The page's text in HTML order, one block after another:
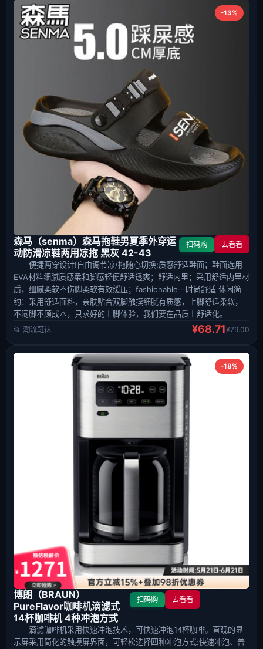
-13%
森马（senma）森马拖鞋男夏季外穿运
动防滑凉鞋两用凉拖 黑灰 42-43
扫码购 去看看
便捷两穿设计!自由调节凉/拖随心切换;质感舒适鞋面；鞋面选用
EVA材料细腻质感柔和脚感轻便舒适透爽；舒适内里；采用舒适内里材
质，细腻柔软不伤脚柔软有效缓压；fashionable一时尚舒适 休闲简
约：采用舒适面料，亲肤贴合双脚触摸细腻有质感，上脚舒适柔软，
不闷脚不顾成本，只求好的上脚体验，我们要在品质上舒适化。
📂 潮流鞋袜 ¥68.71¥79.00
-18%
博朗（BRAUN）
PureFlavor咖啡机滴滤式
14杯咖啡机 4种冲泡方式
扫码购 去看看
滴滤咖啡机采用快速冲泡技术，可快速冲泡14杯咖啡。直观的显
示屏采用简化的触摸屏界面，可轻松选择四种冲泡方式:快速冲泡、普